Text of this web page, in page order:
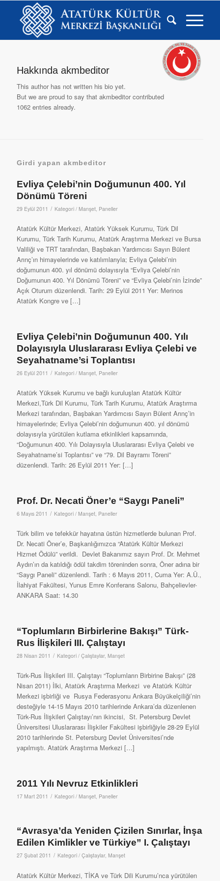
Hakkında akmbeditor
This author has not written his bio yet.
But we are proud to say that akmbeditorcontributed
1062 entries already.
Girdi yapan akmbeditor
Evliya Çelebi’nin Doğumunun 400. Yıl
Dönümü Töreni
29 Eylül 2011 / Kategori / Manşet, Paneller
Atatürk Kültür Merkezi, Atatürk Yüksek Kurumu, Türk Dil
Kurumu, Türk Tarih Kurumu, Atatürk Araştırma Merkezi ve Bursa
Valiliği ve TRT tarafından, Başbakan Yardımcısı Sayın Bülent
Arınç’ın himayelerinde ve katılımlarıyla; Evliya Çelebi’nin
doğumunun 400. yıl dönümü dolayısıyla “Evliya Çelebi’nin
Doğumunun 400. Yıl Dönümü Töreni” ve “Evliya Çelebi’nin İzinde”
Açık Oturum düzenlendi. Tarih: 29 Eylül 2011 Yer: Merinos
Atatürk Kongre ve […]
Evliya Çelebi’nin Doğumunun 400. Yılı
Dolayısıyla Uluslararası Evliya Çelebi ve
Seyahatname’si Toplantısı
26 Eylül 2011 / Kategori / Manşet, Paneller
Atatürk Yüksek Kurumu ve bağlı kuruluşları Atatürk Kültür
Merkezi,Türk Dil Kurumu, Türk Tarih Kurumu, Atatürk Araştırma
Merkezi tarafından, Başbakan Yardımcısı Sayın Bülent Arınç’in
himayelerinde; Evliya Çelebi’nin doğumunun 400. yıl dönümü
dolayısıyla yürütülen kutlama etkinlikleri kapsamında,
“Doğumunun 400. Yılı Dolayısıyla Uluslararası Evliya Çelebi ve
Seyahatname’si Toplantısı” ve “79. Dil Bayramı Töreni”
düzenlendi. Tarih: 26 Eylül 2011 Yer: […]
Prof. Dr. Necati Öner’e “Saygı Paneli”
6 Mayıs 2011 / Kategori / Manşet, Paneller
Türk bilim ve tefekkür hayatına üstün hizmetlerde bulunan Prof.
Dr. Necati Öner’e, Başkanlığımızca “Atatürk Kültür Merkezi
Hizmet Ödülü” verildi. Devlet Bakanımız sayın Prof. Dr. Mehmet
Aydın’ın da katıldığı ödül takdim töreninden sonra, Öner adına bir
“Saygı Paneli” düzenlendi. Tarih : 6 Mayıs 2011, Cuma Yer: A.Ü.,
İlahiyat Fakültesi, Yunus Emre Konferans Salonu, Bahçelievler-
ANKARA Saat: 14.30
“Toplumların Birbirlerine Bakışı” Türk-
Rus İlişkileri III. Çalıştayı
28 Nisan 2011 / Kategori / Çalıştaylar, Manşet
Türk-Rus İlişkileri III. Çalıştayı “Toplumların Birbirine Bakışı” (28
Nisan 2011) İlki, Atatürk Araştırma Merkezi ve Atatürk Kültür
Merkezi işbirliği ve Rusya Federasyonu Ankara Büyükelçiliği’nin
desteğiyle 14-15 Mayıs 2010 tarihlerinde Ankara’da düzenlenen
Türk-Rus İlişkileri Çalıştayı’nın ikincisi, St. Petersburg Devlet
Üniversitesi Uluslararası İlişkiler Fakültesi işbirliğiyle 28-29 Eylül
2010 tarihlerinde St. Petersburg Devlet Üniversitesi’nde
yapılmıştı. Atatürk Araştırma Merkezi […]
2011 Yılı Nevruz Etkinlikleri
17 Mart 2011 / Kategori / Manşet, Paneller
“Avrasya’da Yeniden Çizilen Sınırlar, İnşa
Edilen Kimlikler ve Türkiye” I. Çalıştayı
27 Şubat 2011 / Kategori / Çalıştaylar, Manşet
Atatürk Kültür Merkezi, TİKA ve Türk Dili Kurumu’nca yürütülen